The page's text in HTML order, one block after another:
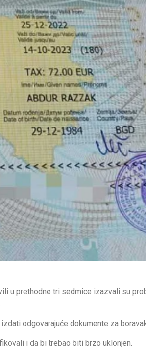
u prethodne tri sedmice izazvali su
odgovarajuće dokumente za
i da bi trebao biti brzo uklonjen.